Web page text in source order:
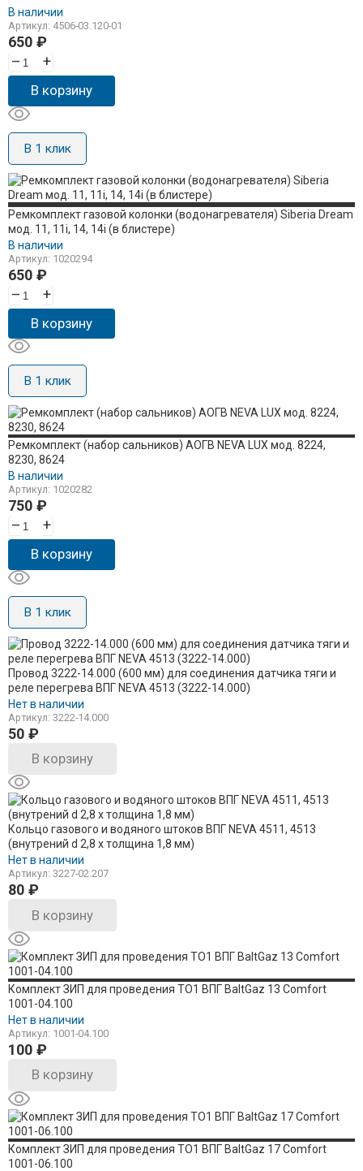
В наличии
Артикул: 4506-03.120-01
650 ₽
–
+
В корзину
В 1 клик
Ремкомплект газовой колонки (водонагревателя) Siberia Dream
мод. 11, 11i, 14, 14i (в блистере)
В наличии
Артикул: 1020294
650 ₽
–
+
В корзину
В 1 клик
Ремкомплект (набор сальников) АОГВ NEVA LUX мод. 8224,
8230, 8624
В наличии
Артикул: 1020282
750 ₽
–
+
В корзину
В 1 клик
Провод 3222-14.000 (600 мм) для соединения датчика тяги и
реле перегрева ВПГ NEVA 4513 (3222-14.000)
Нет в наличии
Артикул: 3222-14.000
50 ₽
В корзину
Кольцо газового и водяного штоков ВПГ NEVA 4511, 4513
(внутрений d 2,8 х толщина 1,8 мм)
Нет в наличии
Артикул: 3227-02.207
80 ₽
В корзину
Комплект ЗИП для проведения ТО1 ВПГ BaltGaz 13 Comfort
1001-04.100
Нет в наличии
Артикул: 1001-04.100
100 ₽
В корзину
Комплект ЗИП для проведения ТО1 ВПГ BaltGaz 17 Comfort
1001-06.100